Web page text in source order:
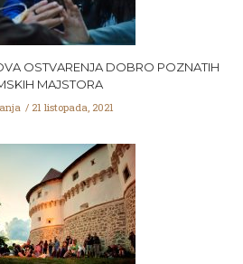
OSTVARENJA DOBRO POZNATIH
MAJSTORA
21 listopada, 2021